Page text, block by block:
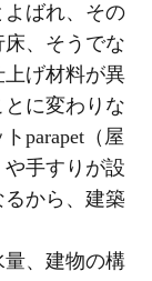
ばれ、その
、そうでな
げ材料が異
に変わりな
parapet（屋
手すりが設
から、建築
、建物の構